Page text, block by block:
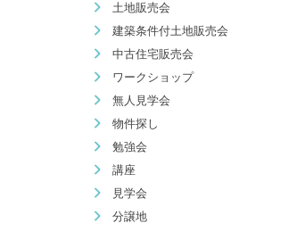
土地販売会
建築条件付土地販売会
中古住宅販売会
ワークショップ
無人見学会
物件探し
勉強会
講座
見学会
分譲地